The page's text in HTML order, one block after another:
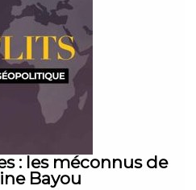
: les méconnus de
Bayou